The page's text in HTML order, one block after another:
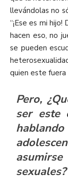
llevándolas no
“¡Ese es mi
hacen eso, no
se pueden
quien este
Pero,
ser este
sexuales?